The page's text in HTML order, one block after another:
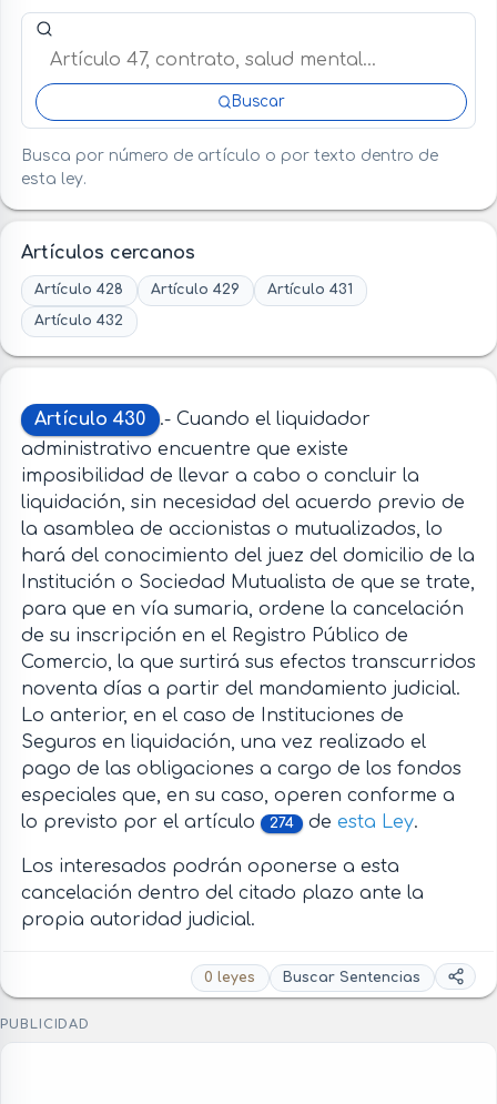
Buscar artículo o término en esta ley
Buscar
Busca por número de artículo o por texto dentro de
esta ley.
Artículos cercanos
Artículo 428 Artículo 429
Artículo 431
Artículo 432
Artículo 430
.- Cuando el liquidador
administrativo encuentre que existe
imposibilidad de llevar a cabo o concluir la
liquidación, sin necesidad del acuerdo previo de
la asamblea de accionistas o mutualizados, lo
hará del conocimiento del juez del domicilio de la
Institución o Sociedad Mutualista de que se trate,
para que en vía sumaria, ordene la cancelación
de su inscripción en el Registro Público de
Comercio, la que surtirá sus efectos transcurridos
noventa días a partir del mandamiento judicial.
Lo anterior, en el caso de Instituciones de
Seguros en liquidación, una vez realizado el
pago de las obligaciones a cargo de los fondos
especiales que, en su caso, operen conforme a
lo previsto por el artículo
274 de esta Ley.
Los interesados podrán oponerse a esta
cancelación dentro del citado plazo ante la
propia autoridad judicial.
0 leyes Buscar Sentencias
PUBLICIDAD